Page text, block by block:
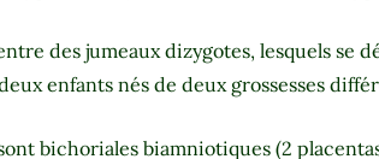
des jumeaux dizygotes, lesquels se
enfants nés de deux grossesses
bichoriales biamniotiques (2